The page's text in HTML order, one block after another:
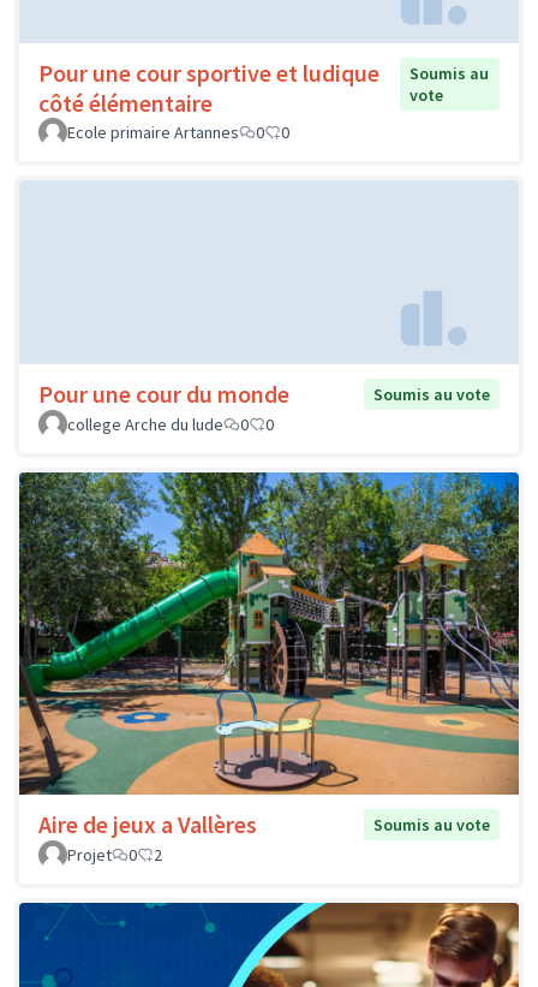
Pour une cour sportive et ludique
côté élémentaire
Soumis au
vote
Ecole primaire Artannes
0 0
Pour une cour du monde
Soumis au vote
college Arche du lude
0 0
Aire de jeux a Vallères
Soumis au vote
Projet
0 2